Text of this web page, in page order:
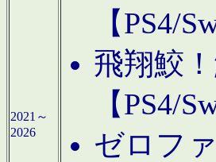
2021～
2026
【PS4/
飛翔鮫
【PS4/
ゼロフ